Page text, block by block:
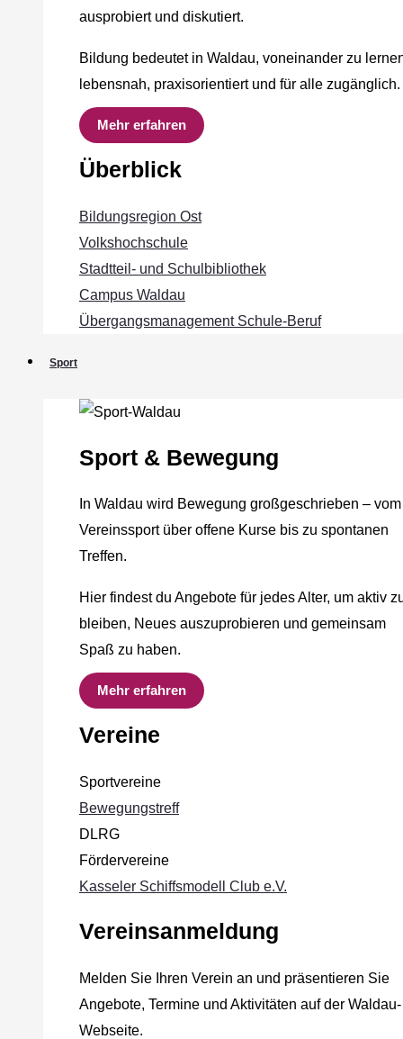
ausprobiert und diskutiert.
Bildung bedeutet in Waldau, voneinander zu
lebensnah, praxisorientiert und für alle zugänglich.
Mehr erfahren
Überblick
Bildungsregion Ost
Volkshochschule
Stadtteil- und Schulbibliothek
Campus Waldau
Übergangsmanagement Schule‐Beruf
Sport
Sport & Bewegung
In Waldau wird Bewegung großgeschrieben – vom
Vereinssport über offene Kurse bis zu spontanen
Treffen.
Hier findest du Angebote für jedes Alter, um aktiv
bleiben, Neues auszuprobieren und gemeinsam
Spaß zu haben.
Mehr erfahren
Vereine
Sportvereine
Bewegungstreff
DLRG
Fördervereine
Kasseler Schiffsmodell Club e.V.
Vereinsanmeldung
Melden Sie Ihren Verein an und präsentieren Sie
Angebote, Termine und Aktivitäten auf der Waldau-
Webseite.